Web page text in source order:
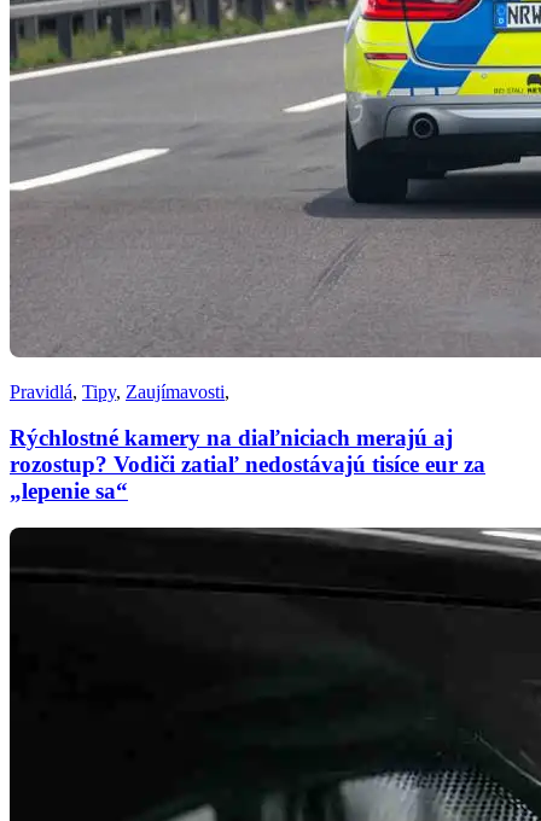
Pravidlá, Tipy, Zaujímavosti,
Rýchlostné kamery na diaľniciach merajú aj
rozostup? Vodiči zatiaľ nedostávajú tisíce eur za
„lepenie sa“